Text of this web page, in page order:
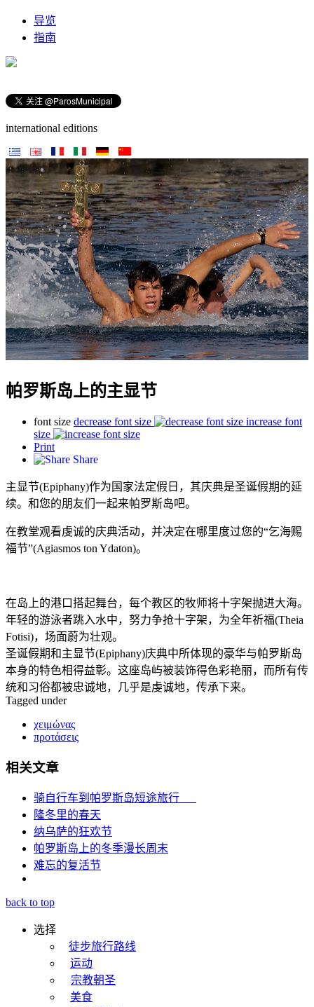
导览
指南
international editions
帕罗斯岛上的主显节
font size decrease font size
increase font
size
Print
Share
主显节(Epiphany)作为国家法定假日，其庆典是圣诞假期的延
续。和您的朋友们一起来帕罗斯岛吧。
在教堂观看虔诚的庆典活动，并决定在哪里度过您的“乞海赐
福节”(Agiasmos ton Ydaton)。
在岛上的港口搭起舞台，每个教区的牧师将十字架抛进大海。
年轻的游泳者跳入水中，努力争抢十字架，为全年祈福(Theia
Fotisi)，场面蔚为壮观。
圣诞假期和主显节(Epiphany)庆典中所体现的豪华与帕罗斯岛
本身的特色相得益彰。这座岛屿被装饰得色彩艳丽，而所有传
统和习俗都被忠诚地，几乎是虔诚地，传承下来。
Tagged under
χειμώνας
προτάσεις
相关文章
骑自行车到帕罗斯岛短途旅行
隆冬里的春天
纳乌萨的狂欢节
帕罗斯岛上的冬季漫长周末
难忘的复活节
back to top
选择
徒步旅行路线
运动
宗教朝圣
美食